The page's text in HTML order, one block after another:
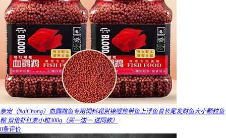
奈宠（NaiChong）血鹦鹉鱼专用饲料观赏锦鲤热带鱼上浮鱼食长尾发财鱼大小颗粒鱼
粮 双倍虾红素小粒300g（买一送一 送同款）
0条评价